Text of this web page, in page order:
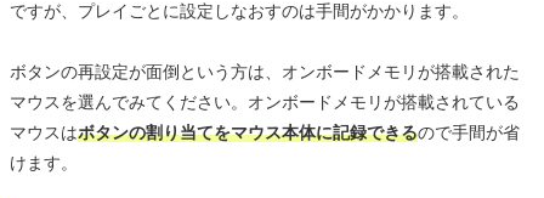
ですが、プレイごとに設定しなおすのは手間がかかります。
ボタンの再設定が面倒という方は、オンボードメモリが搭載された
マウスを選んでみてください。オンボードメモリが搭載されている
マウスはボタンの割り当てをマウス本体に記録できるので手間が省
けます。